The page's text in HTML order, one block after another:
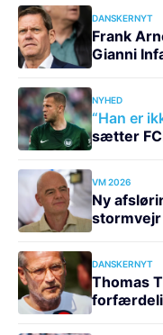
DANSKERNYT
Frank
Gianni
NYHED
“Han er
sætter
VM 2026
Ny
stormvejr
DANSKERNYT
Thomas